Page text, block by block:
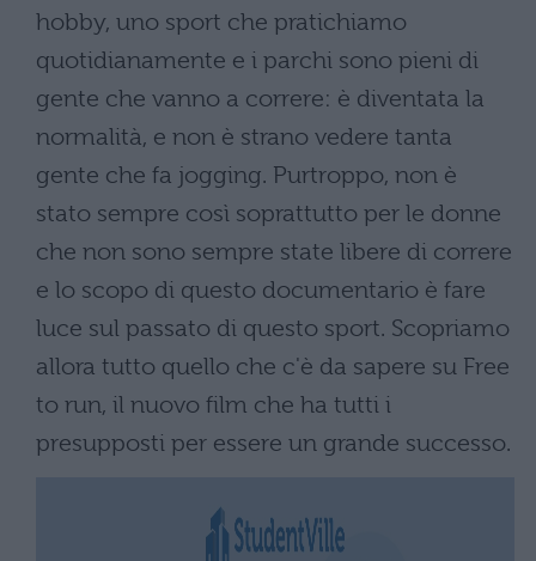
hobby, uno sport che pratichiamo
quotidianamente e i parchi sono pieni di
gente che vanno a correre: è diventata la
normalità, e non è strano vedere tanta
gente che fa jogging. Purtroppo, non è
stato sempre così soprattutto per le donne
che non sono sempre state libere di correre
e lo scopo di questo documentario è fare
luce sul passato di questo sport. Scopriamo
allora tutto quello che c'è da sapere su Free
to run, il nuovo film che ha tutti i
presupposti per essere un grande successo.